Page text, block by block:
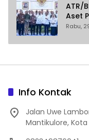
ATR/
Aset
Rabu,
Info Kontak
Jalan Uwe
Mantikulore,